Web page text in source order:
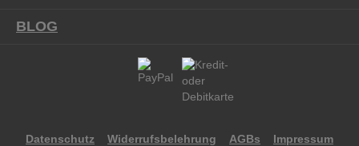
BLOG
Datenschutz Widerrufsbelehrung AGBs Impressum